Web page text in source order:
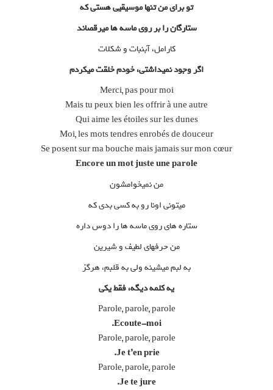
تو برای من تنها موسیقیی هستی که
ستارگان را بر روی ماسه ها میرقصاند
کارامل، آبنبات و شکلات
اگر وجود نمیداشتی، خودم خلقت میکردم
Merci, pas pour moi
Mais tu peux bien les offrir à une autre
Qui aime les étoiles sur les dunes
Moi, les mots tendres enrobés de douceur
Se posent sur ma bouche mais jamais sur mon cœur
Encore un mot juste une parole
من نمیخوامشون
میتونی اونا رو به کسی بدی که
ستاره های روی ماسه ها را دوس داره
من حرفهای لطیف و شیرین
به لبم میشینه ولی به قلبم، هرگز
یه کلمه دیگه، فقط یکی
Parole, parole, parole
Ecoute-moi.
Parole, parole, parole
Je t’en prie.
Parole, parole, parole
Je te jure.